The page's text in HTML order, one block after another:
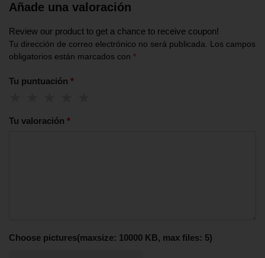
Añade una valoración
Review our product to get a chance to receive coupon!
Tu dirección de correo electrónico no será publicada. Los campos
obligatorios están marcados con *
Tu puntuación *
Tu valoración *
Choose pictures(maxsize: 10000 KB, max files: 5)